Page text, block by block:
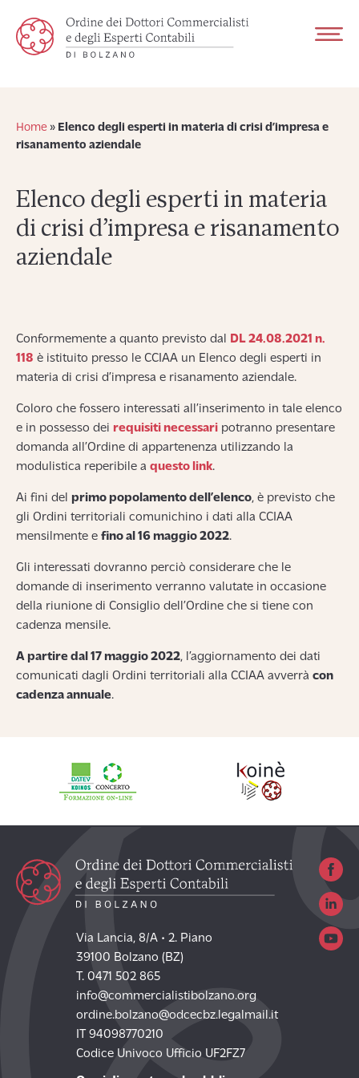
Home » Elenco degli esperti in materia di crisi d’impresa e
risanamento aziendale
Elenco degli esperti in materia
di crisi d’impresa e risanamento
aziendale
Conformemente a quanto previsto dal
DL 24.08.2021 n.
118 è istituito presso le CCIAA un Elenco degli esperti in
materia di crisi d’impresa e risanamento aziendale.
Coloro che fossero interessati all’inserimento in tale elenco
e in possesso dei requisiti necessari potranno presentare
domanda all’Ordine di appartenenza utilizzando la
modulistica reperibile a questo link.
Ai fini del primo popolamento dell’elenco, è previsto che
gli Ordini territoriali comunichino i dati alla CCIAA
mensilmente e fino al 16 maggio 2022.
Gli interessati dovranno perciò considerare che le
domande di inserimento verranno valutate in occasione
della riunione di Consiglio dell’Ordine che si tiene con
cadenza mensile.
A partire dal 17 maggio 2022, l’aggiornamento dei dati
comunicati dagli Ordini territoriali alla CCIAA avverrà con
cadenza annuale.
Via Lancia, 8/A • 2. Piano
39100 Bolzano (BZ)
T. 0471 502 865
info@commercialistibolzano.org
ordine.bolzano@odcecbz.legalmail.it
IT 94098770210
Codice Univoco Ufficio UF2FZ7